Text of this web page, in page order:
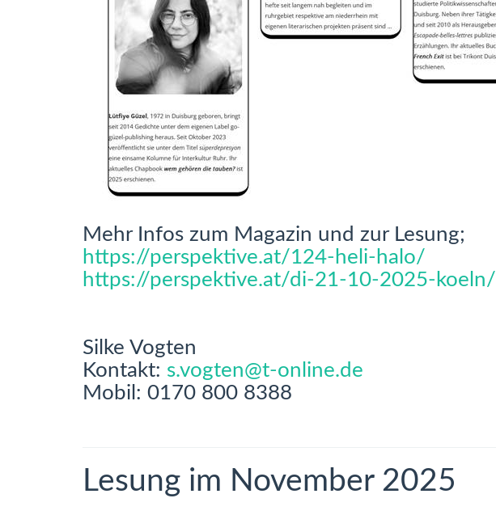
Mehr Infos zum Magazin und zur Lesung;
https://perspektive.at/124-heli-halo/
https://perspektive.at/di-21-10-2025-koeln/
Silke Vogten
Kontakt: s.vogten@t-online.de
Mobil: 0170 800 8388
Lesung im November 2025